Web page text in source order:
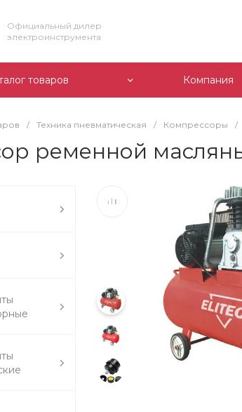
Официальный дилер
электроинструмента
товаров Компания
/ Техника пневматическая / Компрессоры /
ременной